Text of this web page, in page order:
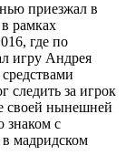
приезжал в
рамках
где по
игру Андрея
за игрок
своей нынешней
с
мадридском